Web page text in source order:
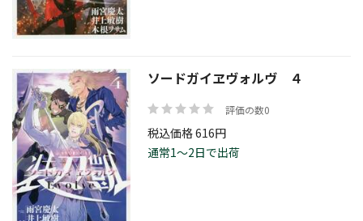
ソードガイヱヴォルヴ ４
評価の数0
税込価格 616円
通常1～2日で出荷